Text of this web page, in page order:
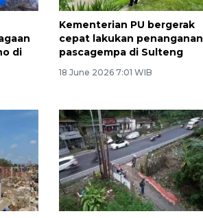
di
Kementerian PU bergerak
cepat lakukan penanganan
pascagempa di Sulteng
18 June 2026 7:01 WIB
Indonesia